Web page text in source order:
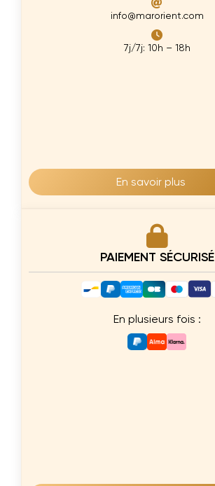
info@marorient.com
7j/7j: 10h – 18h
En savoir plus
PAIEMENT SÉCURISÉ
En plusieurs fois :